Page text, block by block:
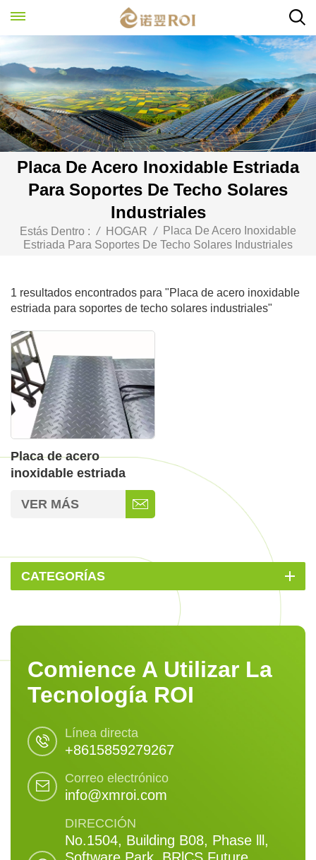
Placa De Acero Inoxidable Estriada
Para Soportes De Techo Solares
Industriales
Estás Dentro : / HOGAR /
Placa De Acero Inoxidable
Estriada Para Soportes De Techo Solares Industriales
1 resultados encontrados para "Placa de acero inoxidable
estriada para soportes de techo solares industriales"
Placa de acero
inoxidable estriada
paneles solares
VER MÁS
CATEGORÍAS
Comience A Utilizar La
Tecnología ROI
Línea directa
+8615859279267
Correo electrónico
info@xmroi.com
DIRECCIÓN
No.1504, Building B08, Phase lll,